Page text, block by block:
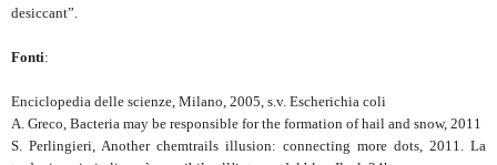
desiccant”.
Fonti:
Enciclopedia delle scienze, Milano, 2005, s.v. Escherichia coli
A. Greco, Bacteria may be responsible for the formation of hail and snow, 2011
S. Perlingieri, Another chemtrails illusion: connecting more dots, 2011. La